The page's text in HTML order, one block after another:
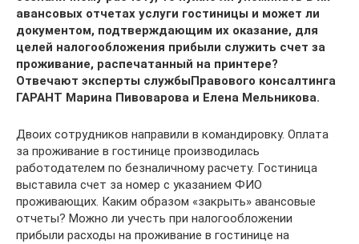
авансовых отчетах услуги гостиницы и может ли
документом, подтверждающим их оказание, для
целей налогообложения прибыли служить счет за
проживание, распечатанный на принтере?
Отвечают эксперты службыПравового консалтинга
ГАРАНТ Марина Пивоварова и Елена Мельникова.
Двоих сотрудников направили в командировку. Оплата
за проживание в гостинице производилась
работодателем по безналичному расчету. Гостиница
выставила счет за номер с указанием ФИО
проживающих. Каким образом «закрыть» авансовые
отчеты? Можно ли учесть при налогообложении
прибыли расходы на проживание в гостинице на